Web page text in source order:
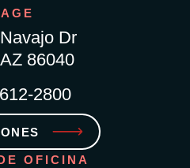
Dr
86040
2800
OFICINA